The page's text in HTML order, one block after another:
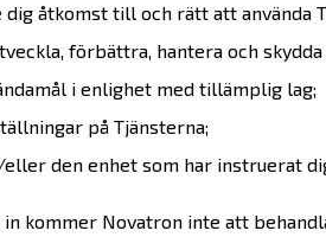
åtkomst till och rätt att använda
förbättra, hantera och
i enlighet med tillämplig lag;
på Tjänsterna;
den enhet som har instruerat
kommer Novatron inte att